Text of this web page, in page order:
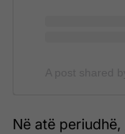
Në atë